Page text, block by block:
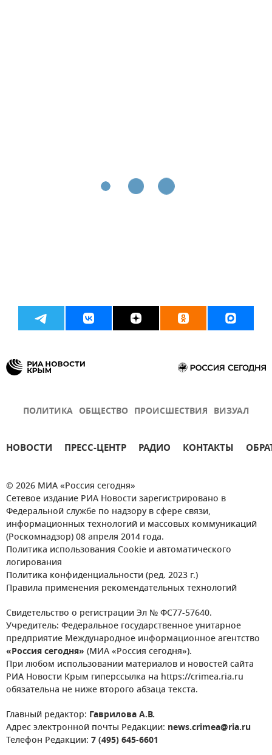
ПОЛИТИКА ОБЩЕСТВО ПРОИСШЕСТВИЯ ВИЗУАЛ
НОВОСТИ ПРЕСС-ЦЕНТР РАДИО КОНТАКТЫ
© 2026 МИА «Россия сегодня»
Сетевое издание РИА Новости зарегистрировано в
Федеральной службе по надзору в сфере связи,
информационных технологий и массовых коммуникаций
(Роскомнадзор) 08 апреля 2014 года.
Политика использования Cookie и автоматического
логирования
Политика конфиденциальности (ред. 2023 г.)
Правила применения рекомендательных технологий
Свидетельство о регистрации Эл № ФС77-57640.
Учредитель: Федеральное государственное унитарное
предприятие Международное информационное агентство
«Россия сегодня» (МИА «Россия сегодня»).
При любом использовании материалов и новостей сайта
РИА Новости Крым гиперссылка на https://crimea.ria.ru
обязательна не ниже второго абзаца текста.
Главный редактор: Гаврилова А.В.
Адрес электронной почты Редакции: news.crimea@ria.ru
Телефон Редакции: 7 (495) 645-6601